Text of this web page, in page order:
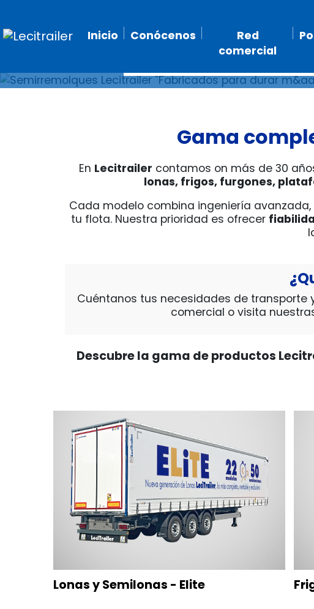
Inicio Conócenos
Red
comercial
Gama
En Lecitrailer contamos on más de 30
lonas, frigos, furgones,
Cada modelo combina ingeniería
tu flota. Nuestra prioridad es ofrecer
Cuéntanos tus necesidades de
comercial o visita
Descubre la gama de productos
Lonas y Semilonas - Elite